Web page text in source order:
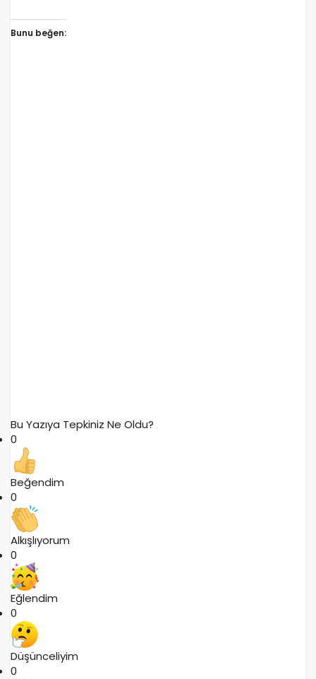
Bunu beğen:
Bu Yazıya Tepkiniz Ne Oldu?
0
Beğendim
0
Alkışlıyorum
0
Eğlendim
0
Düşünceliyim
0